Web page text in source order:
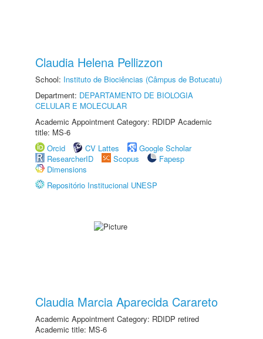
Claudia Helena Pellizzon
School: Instituto de Biociências (Câmpus de Botucatu)
Department: DEPARTAMENTO DE BIOLOGIA
CELULAR E MOLECULAR
Academic Appointment Category: RDIDP Academic
title: MS-6
Orcid
CV Lattes
Google Scholar
ResearcherID
Scopus
Fapesp
Dimensions
Repositório Institucional UNESP
Claudia Marcia Aparecida Carareto
Academic Appointment Category: RDIDP retired
Academic title: MS-6